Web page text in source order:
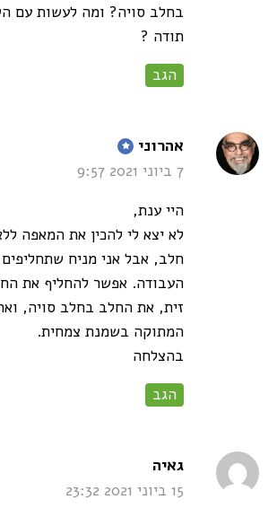
בחלב סויה? ומה לעשות עם
תודה ?
הגב
אהרוני says:
7 ביוני 2021 9:57
היי ענת,
לא יצא לי להכין את המאפה
חלב, אבל אני מניח
העבודה. אפשר להחליף את
זית, את החלב בחלב סויה,
המתוקה בשמנת צמחית.
בהצלחה
הגב
גאיה
15 ביוני 2021 23:32